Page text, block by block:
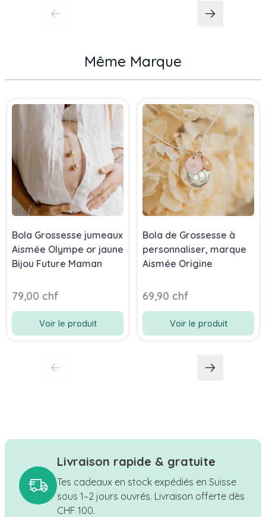
Même Marque
Bola Grossesse jumeaux
Aismée Olympe or jaune
Bijou Future Maman
79,00 chf
Voir le produit
Bola de Grossesse à
personnaliser, marque
Aismée Origine
69,90 chf
Voir le produit
Livraison rapide & gratuite
Tes cadeaux en stock expédiés en Suisse
sous 1–2 jours ouvrés. Livraison offerte dès
CHF 100.